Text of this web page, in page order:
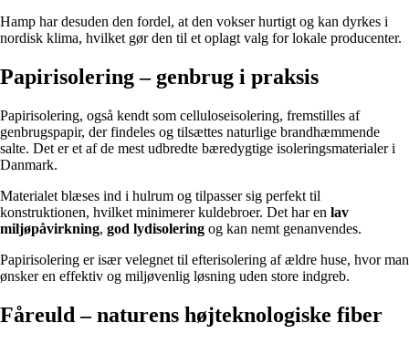
Hamp har desuden den fordel, at den vokser hurtigt og kan dyrkes i
nordisk klima, hvilket gør den til et oplagt valg for lokale producenter.
Papirisolering – genbrug i praksis
Papirisolering, også kendt som celluloseisolering, fremstilles af
genbrugspapir, der findeles og tilsættes naturlige brandhæmmende
salte. Det er et af de mest udbredte bæredygtige isoleringsmaterialer i
Danmark.
Materialet blæses ind i hulrum og tilpasser sig perfekt til
konstruktionen, hvilket minimerer kuldebroer. Det har en lav
miljøpåvirkning, god lydisolering og kan nemt genanvendes.
Papirisolering er især velegnet til efterisolering af ældre huse, hvor man
ønsker en effektiv og miljøvenlig løsning uden store indgreb.
Fåreuld – naturens højteknologiske fiber